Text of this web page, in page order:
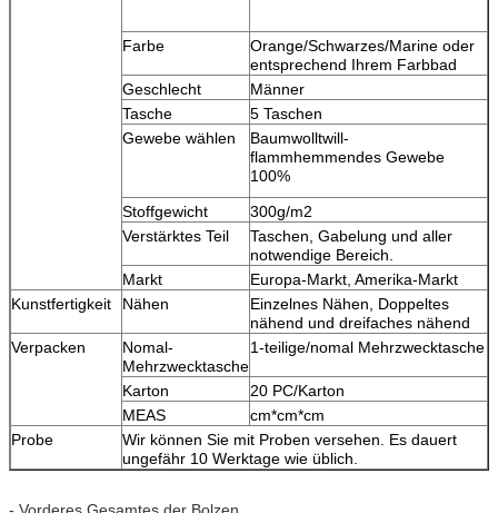
Farbe
Orange/Schwarzes/Marine oder
entsprechend Ihrem Farbbad
Geschlecht
Männer
Tasche
5 Taschen
Gewebe wählen
Baumwolltwill-
flammhemmendes Gewebe
100%
Stoffgewicht
300g/m2
Verstärktes Teil
Taschen, Gabelung und aller
notwendige Bereich.
Markt
Europa-Markt, Amerika-Markt
Kunstfertigkeit
Nähen
Einzelnes Nähen, Doppeltes
nähend und dreifaches nähend
Verpacken
Nomal-
Mehrzwecktasche
1-teilige/nomal Mehrzwecktasche
Karton
20 PC/Karton
MEAS
cm*cm*cm
Probe
Wir können Sie mit Proben versehen. Es dauert
ungefähr 10 Werktage wie üblich.